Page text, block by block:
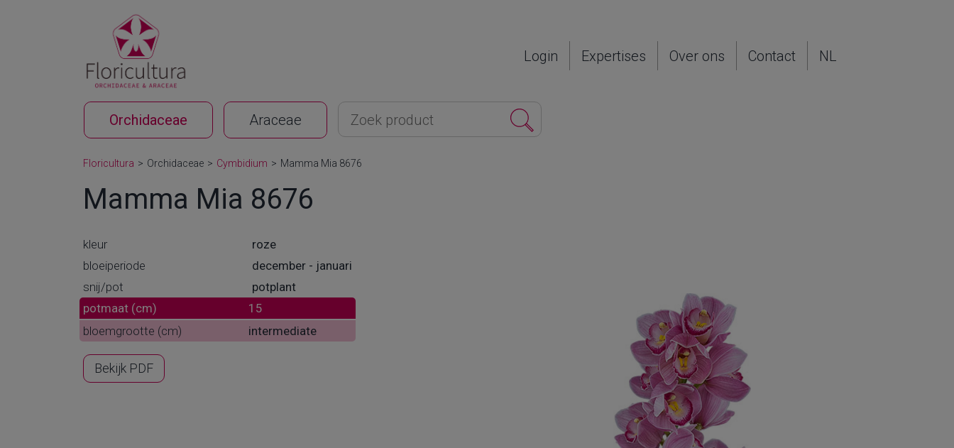
Orchidaceae Araceae
Login Expertises Over ons Contact NL
Floricultura > Orchidaceae > Cymbidium > Mamma Mia 8676
Mamma Mia 8676
kleur
roze
bloeiperiode
december - januari
snij/pot
potplant
potmaat (cm)
15
bloemgrootte (cm)
intermediate
Bekijk PDF